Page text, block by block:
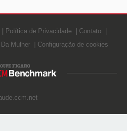
Política de Privacidade
Contato
Mulher Configuração de cookies